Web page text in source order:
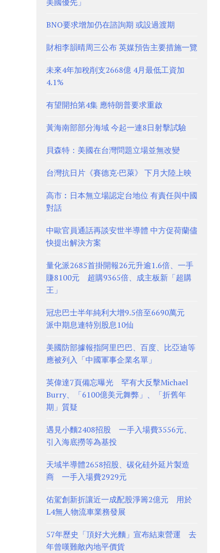
BNO要求增加仍在諮詢期 或設過渡期
財相李韻晴周三公布 英媒預告主要措施一覽
未來4年加稅削支2668億 4月最低工資加
4.1%
有望開拍第4集 應特朗普要求重啟
黃海南部部分海域 今起一連8日射擊試驗
貝森特：美國在台灣問題立場並無改變
台灣抗日片《賽德克·巴萊》 下月大陸上映
高市︰日本無立場認定台地位 有責任與中國
對話
中歐官員通話再談安世半導體 中方促荷蘭儘
快提出解決方案
量化派2685首掛開報26元升逾1.6倍、一手
賺8100元 超購9365倍、成主板新「超購
王」
冠忠巴士半年純利大增9.5倍至6690萬元
派中期息連特別股息10仙
美國防部據報指阿里巴巴、百度、比亞迪等
應被列入「中國軍事企業名單」
英偉達7頁備忘曝光 罕有大反擊Michael
Burry、「6100億美元舞弊」、「折舊年
期」質疑
遇見小麵2408招股 一手入場費3556元、
引入海底撈等為基投
天域半導體2658招股、碳化硅外延片製造
商 一手入場費2929元
佑駕創新折讓近一成配股淨籌2億元 用於
L4無人物流車業務發展
57年歷史「頂好大光麵」宣布結束營運 去
年曾嘆難敵內地平價貨